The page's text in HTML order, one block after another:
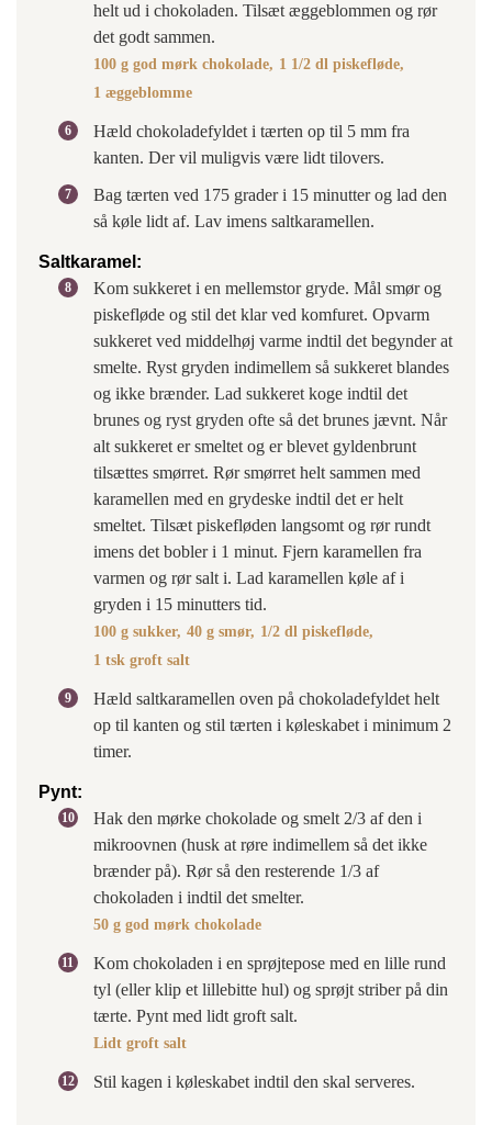
helt ud i chokoladen. Tilsæt æggeblommen og rør
det godt sammen.
100 g god mørk chokolade, 1 1/2 dl piskefløde,
1 æggeblomme
Hæld chokoladefyldet i tærten op til 5 mm fra
kanten. Der vil muligvis være lidt tilovers.
Bag tærten ved 175 grader i 15 minutter og lad den
så køle lidt af. Lav imens saltkaramellen.
Saltkaramel:
Kom sukkeret i en mellemstor gryde. Mål smør og
piskefløde og stil det klar ved komfuret. Opvarm
sukkeret ved middelhøj varme indtil det begynder at
smelte. Ryst gryden indimellem så sukkeret blandes
og ikke brænder. Lad sukkeret koge indtil det
brunes og ryst gryden ofte så det brunes jævnt. Når
alt sukkeret er smeltet og er blevet gyldenbrunt
tilsættes smørret. Rør smørret helt sammen med
karamellen med en grydeske indtil det er helt
smeltet. Tilsæt piskefløden langsomt og rør rundt
imens det bobler i 1 minut. Fjern karamellen fra
varmen og rør salt i. Lad karamellen køle af i
gryden i 15 minutters tid.
100 g sukker, 40 g smør, 1/2 dl piskefløde,
1 tsk groft salt
Hæld saltkaramellen oven på chokoladefyldet helt
op til kanten og stil tærten i køleskabet i minimum 2
timer.
Pynt:
Hak den mørke chokolade og smelt 2/3 af den i
mikroovnen (husk at røre indimellem så det ikke
brænder på). Rør så den resterende 1/3 af
chokoladen i indtil det smelter.
50 g god mørk chokolade
Kom chokoladen i en sprøjtepose med en lille rund
tyl (eller klip et lillebitte hul) og sprøjt striber på din
tærte. Pynt med lidt groft salt.
Lidt groft salt
Stil kagen i køleskabet indtil den skal serveres.